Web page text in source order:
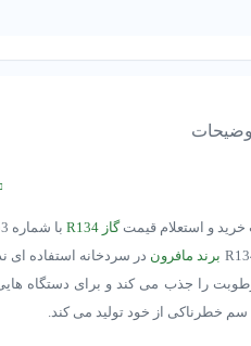
و استعلام قیمتگاز R134
با شماره 77677053-021 تماس بگیرد.
برند مافرون در سردخانه استفاده ای
را جذب می کند و برای دستگاه
خطرناکی از خود تولید می کند.